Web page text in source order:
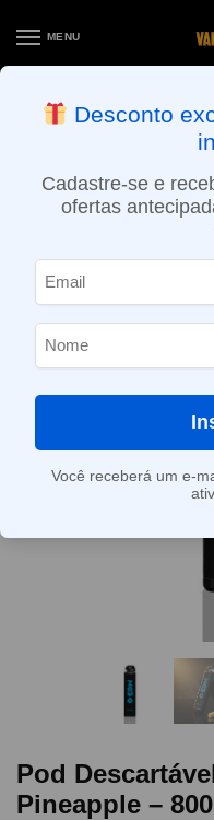
MENU
ENTREGA NO MESMO DIA
APROVADOS
Pod
Pineapple –
Desconto
Cadastre-se e
ofertas
Você receberá um e-